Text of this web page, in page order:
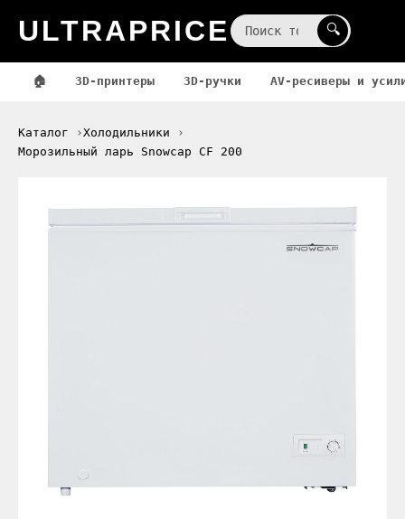
ULTRAPRICE 🔍
🏠 3D-принтеры 3D-ручки AV-ресиверы и
Каталог
Холодильники
Морозильный ларь Snowcap CF 200